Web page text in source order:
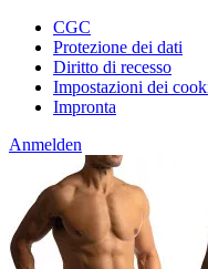
CGC
Protezione dei dati
Diritto di recesso
Impostazioni dei
Impronta
Anmelden